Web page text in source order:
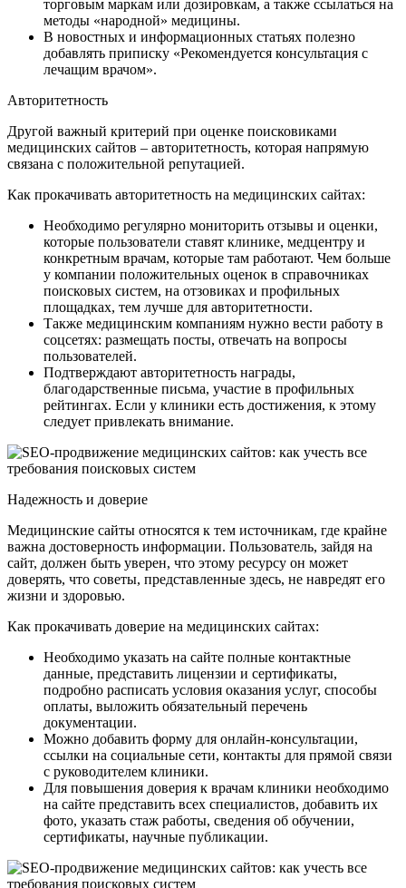
торговым маркам или дозировкам, а также ссылаться на
методы «народной» медицины.
В новостных и информационных статьях полезно
добавлять приписку «Рекомендуется консультация с
лечащим врачом».
Авторитетность
Другой важный критерий при оценке поисковиками
медицинских сайтов – авторитетность, которая напрямую
связана с положительной репутацией.
Как прокачивать авторитетность на медицинских сайтах:
Необходимо регулярно мониторить отзывы и оценки,
которые пользователи ставят клинике, медцентру и
конкретным врачам, которые там работают. Чем больше
у компании положительных оценок в справочниках
поисковых систем, на отзовиках и профильных
площадках, тем лучше для авторитетности.
Также медицинским компаниям нужно вести работу в
соцсетях: размещать посты, отвечать на вопросы
пользователей.
Подтверждают авторитетность награды,
благодарственные письма, участие в профильных
рейтингах. Если у клиники есть достижения, к этому
следует привлекать внимание.
Надежность и доверие
Медицинские сайты относятся к тем источникам, где крайне
важна достоверность информации. Пользователь, зайдя на
сайт, должен быть уверен, что этому ресурсу он может
доверять, что советы, представленные здесь, не навредят его
жизни и здоровью.
Как прокачивать доверие на медицинских сайтах:
Необходимо указать на сайте полные контактные
данные, представить лицензии и сертификаты,
подробно расписать условия оказания услуг, способы
оплаты, выложить обязательный перечень
документации.
Можно добавить форму для онлайн-консультации,
ссылки на социальные сети, контакты для прямой связи
с руководителем клиники.
Для повышения доверия к врачам клиники необходимо
на сайте представить всех специалистов, добавить их
фото, указать стаж работы, сведения об обучении,
сертификаты, научные публикации.